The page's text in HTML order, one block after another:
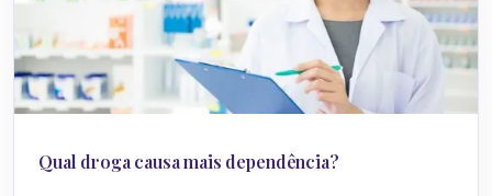
Qual droga causa mais dependência?